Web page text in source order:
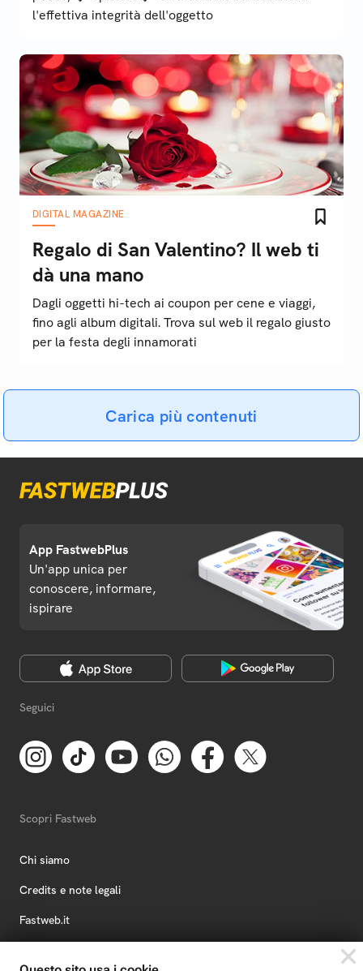
l'effettiva integrità dell'oggetto
DIGITAL MAGAZINE
Regalo di San Valentino? Il web ti
dà una mano
Dagli oggetti hi-tech ai coupon per cene e viaggi,
fino agli album digitali. Trova sul web il regalo giusto
per la festa degli innamorati
Carica più contenuti
App FastwebPlus
Un'app unica per
conoscere, informare,
ispirare
Seguici
Scopri Fastweb
Chi siamo
Credits e note legali
Fastweb.it